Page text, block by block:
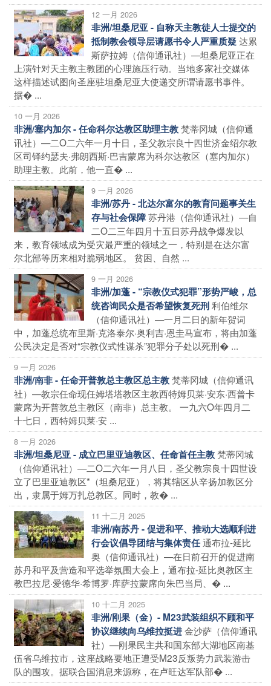
12 一月 2026
非洲/坦桑尼亚 - 自称天主教徒人士提交的
抵制教会领导层请愿书令人严重质疑达累
斯萨拉姆（信仰通讯社）—坦桑尼亚正在
上演针对天主教主教团的心理施压行动。当地多家社交媒体
这样描述试图向圣座驻坦桑尼亚大使递交所谓请愿书事件。
据� ...
10 一月 2026
非洲/塞内加尔 - 任命科尔达教区助理主教梵蒂冈城（信仰通
讯社）—二O二六年一月十日，圣父教宗良十四世济金绍尔教
区司铎约瑟夫·弗朗西斯·巴吉蒙席为科尔达教区（塞内加尔）
助理主教。此前，他一直� ...
9 一月 2026
非洲/苏丹 - 北达尔富尔的教育问题事关生
存与社会保障苏丹港（信仰通讯社）—自
二O二三年四月十五日苏丹战争爆发以
来，教育领域成为受灾最严重的领域之一，特别是在达尔富
尔北部等历来相对脆弱地区。 贫困、自然 ...
9 一月 2026
非洲/加蓬 - “宗教仪式犯罪”形势严峻，总
统咨询民众是否希望恢复死刑利伯维尔
（信仰通讯社）—一月二日的新年贺词
中，加蓬总统布里斯·克洛泰尔·奥利吉·恩圭马宣布，将由加蓬
公民决定是否对“宗教仪式性谋杀”犯罪分子处以死刑� ...
9 一月 2026
非洲/南非 - 任命开普敦总主教区总主教梵蒂冈城（信仰通讯
社）—教宗任命现任姆塔塔教区主教西特姆贝莱·安东·西普卡
蒙席为开普敦总主教区（南非）总主教。 一九六O年四月二
十七日，西特姆贝莱·安 ...
8 一月 2026
非洲/坦桑尼亚 - 成立巴里亚迪教区、任命首任主教梵蒂冈城
（信仰通讯社）—二O二六年一月八日，圣父教宗良十四世设
立了巴里亚迪教区*（坦桑尼亚），将其辖区从辛扬加教区分
出，隶属于姆万扎总教区。同时，教� ...
11 十二月 2025
非洲/南苏丹 - 促进和平、推动大选顺利进
行会议倡导团结与集体责任通布拉-延比
奥（信仰通讯社）—在日前召开的促进南
苏丹和平及营造和平选举氛围大会上，通布拉-延比奥教区主
教巴拉尼·爱德华·希博罗·库萨拉蒙席向朱巴当局、� ...
10 十二月 2025
非洲/刚果（金）- M23武装组织不顾和平
协议继续向乌维拉挺进金沙萨（信仰通讯
社）—刚果民主共和国东部大湖地区南基
伍省乌维拉市，这座战略要地正遭受M23反叛势力武装游击
队的围攻。据联合国消息来源称，在卢旺达军队部� ...